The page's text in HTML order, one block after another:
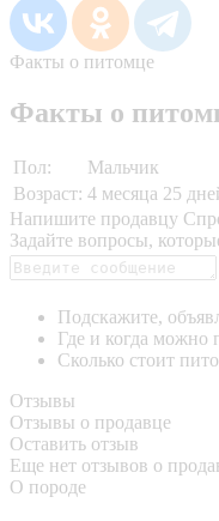
Факты о питомце
Факты о
Пол:
Мальчик
Возраст: 4 месяца 25
Напишите продавцу
Задайте вопросы,
Подскажите,
Где и когда можно
Сколько стоит
Отзывы
Отзывы о продавце
Оставить отзыв
Еще нет отзывов о
О породе